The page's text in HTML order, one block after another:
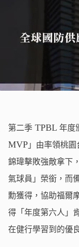
第二季 TPBL 年度
MVP 」由率領桃
錦瑋擊敗強敵拿下
氣球員」榮銜，而
勳獲得，協助福爾
得「年度第六人」
在健行學習到的優